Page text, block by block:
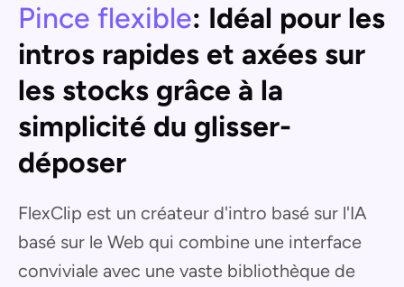
Pince flexible: Idéal pour les
intros rapides et axées sur
les stocks grâce à la
simplicité du glisser-
déposer
FlexClip est un créateur d'intro basé sur l'IA
basé sur le Web qui combine une interface
conviviale avec une vaste bibliothèque de